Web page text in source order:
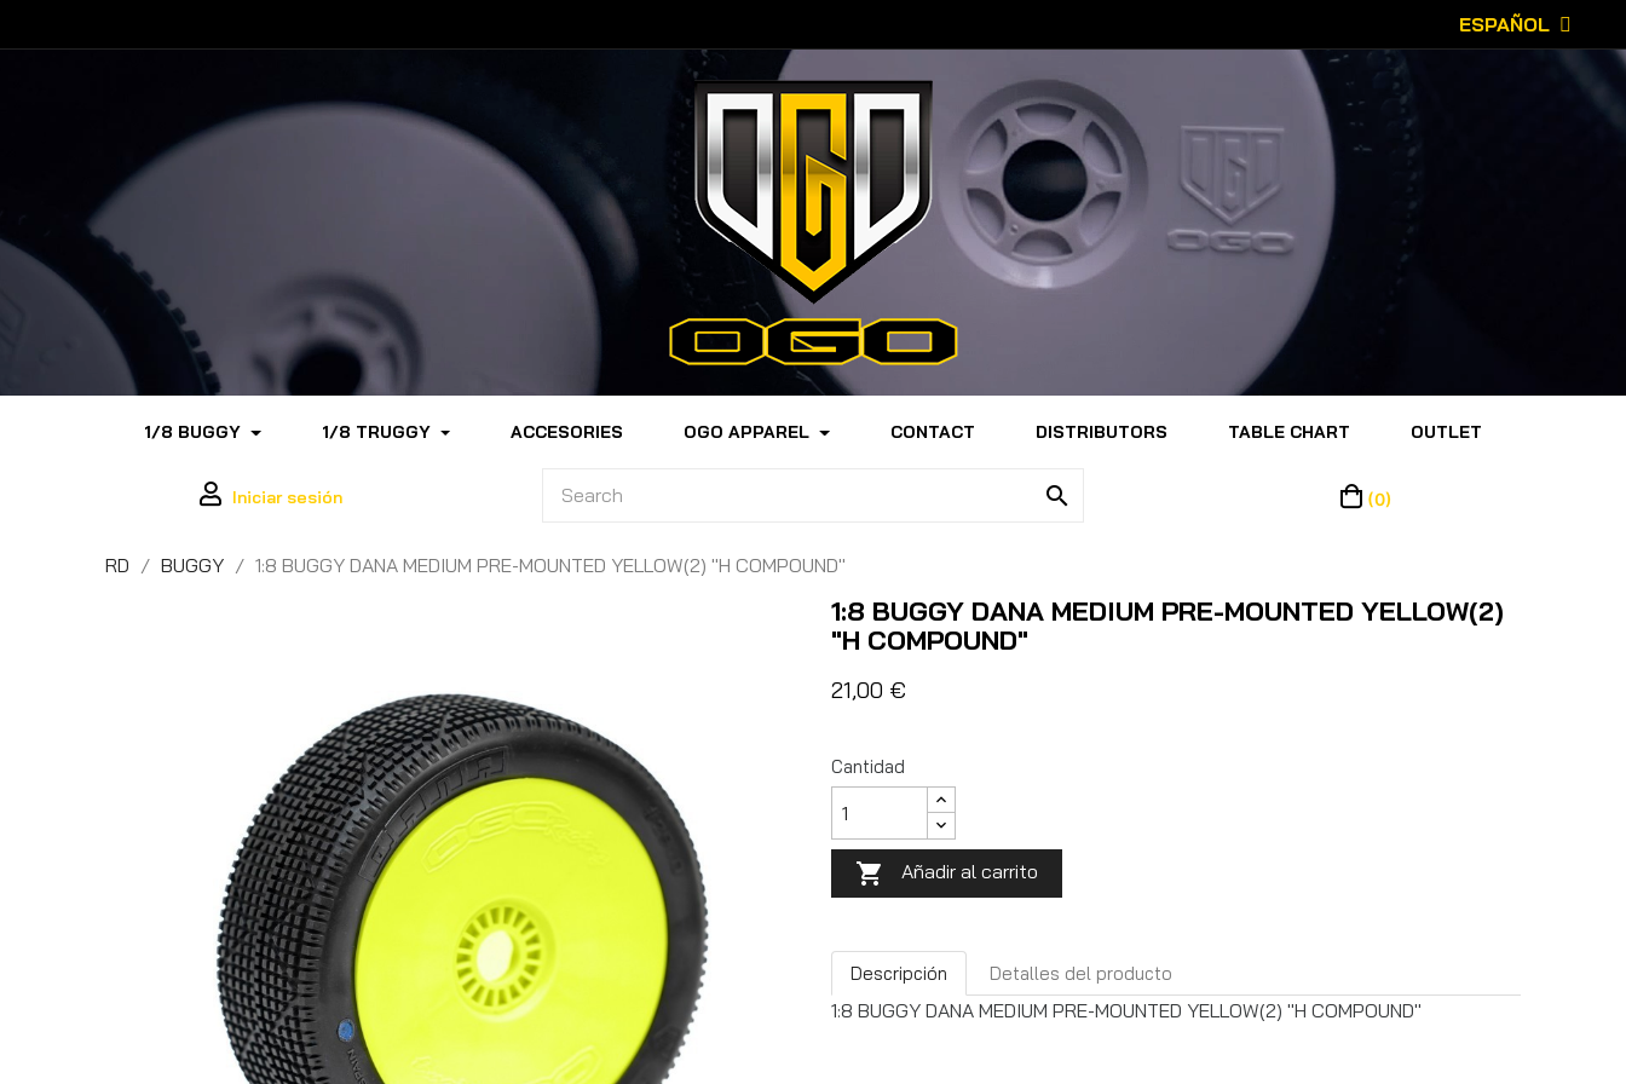
ESPAÑOL
1/8 BUGGY 1/8 TRUGGY ACCESORIES OGO APPAREL CONTACT DISTRIBUTORS TABLE CHART OUTLET
Iniciar sesión search (0)
RD BUGGY 1:8 BUGGY DANA MEDIUM PRE-MOUNTED YELLOW(2) "H COMPOUND"
1:8 BUGGY DANA MEDIUM PRE-MOUNTED YELLOW(2)
"H COMPOUND"
21,00 €
Cantidad
 Añadir al carrito
Descripción Detalles del producto
1:8 BUGGY DANA MEDIUM PRE-MOUNTED YELLOW(2) "H COMPOUND"